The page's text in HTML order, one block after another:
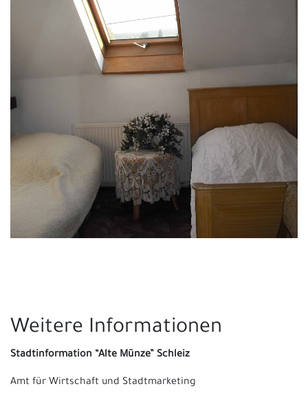
Weitere Informationen
Stadtinformation “Alte Münze” Schleiz
Amt für Wirtschaft und Stadtmarketing